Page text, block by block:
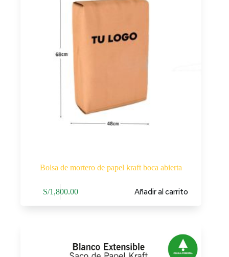
Bolsa de mortero de papel kraft boca abierta
S/1,800.00 Añadir al carrito